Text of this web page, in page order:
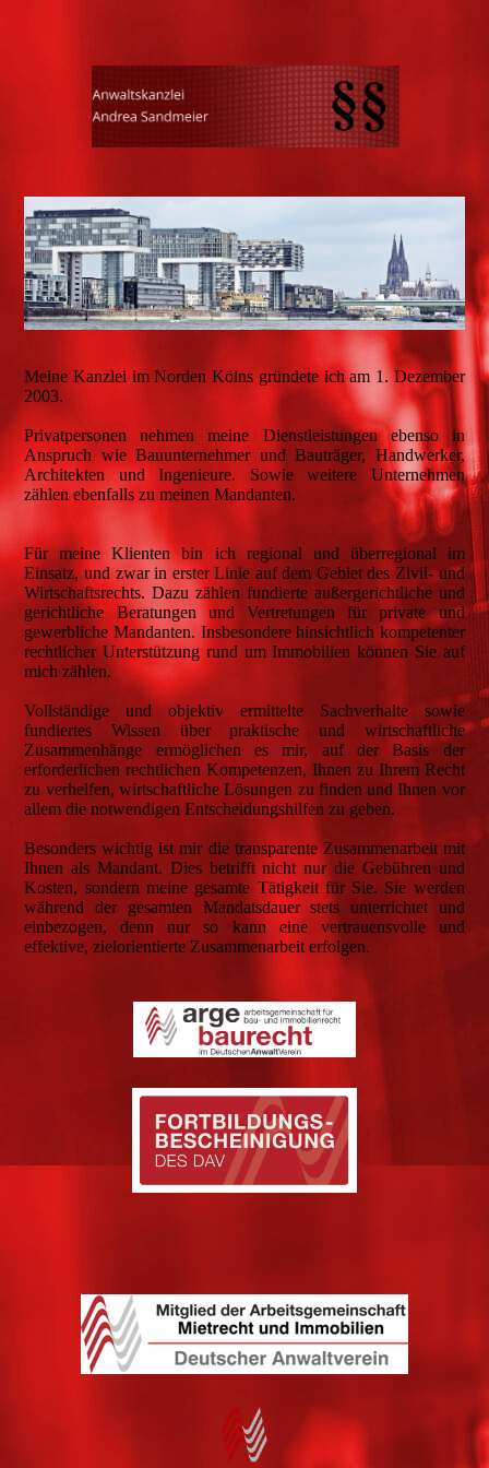
Meine Kanzlei im Norden Kölns gründete ich am 1. Dezember
2003.
Privatpersonen nehmen meine Dienstleistungen ebenso in
Anspruch wie Bauunternehmer und Bauträger, Handwerker,
Architekten und Ingenieure. Sowie weitere Unternehmen
zählen ebenfalls zu meinen Mandanten.
Für meine Klienten bin ich regional und überregional im
Einsatz, und zwar in erster Linie auf dem Gebiet des Zivil- und
Wirtschaftsrechts. Dazu zählen fundierte außergerichtliche und
gerichtliche Beratungen und Vertretungen für private und
gewerbliche Mandanten. Insbesondere hinsichtlich kompetenter
rechtlicher Unterstützung rund um Immobilien können Sie auf
mich zählen.
Vollständige und objektiv ermittelte Sachverhalte sowie
fundiertes Wissen über praktische und wirtschaftliche
Zusammenhänge ermöglichen es mir, auf der Basis der
erforderlichen rechtlichen Kompetenzen, Ihnen zu Ihrem Recht
zu verhelfen, wirtschaftliche Lösungen zu finden und Ihnen vor
allem die notwendigen Entscheidungshilfen zu geben.
Besonders wichtig ist mir die transparente Zusammenarbeit mit
Ihnen als Mandant. Dies betrifft nicht nur die Gebühren und
Kosten, sondern meine gesamte Tätigkeit für Sie. Sie werden
während der gesamten Mandatsdauer stets unterrichtet und
einbezogen, denn nur so kann eine vertrauensvolle und
effektive, zielorientierte Zusammenarbeit erfolgen.